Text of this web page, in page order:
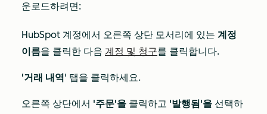
운로드하려면:
HubSpot 계정에서 오른쪽 상단 모서리에 있는 계정
이름을 클릭한 다음 계정 및 청구를 클릭합니다.
'거래 내역' 탭을 클릭하세요.
오른쪽 상단에서 '주문'을 클릭하고 '발행됨'을 선택하